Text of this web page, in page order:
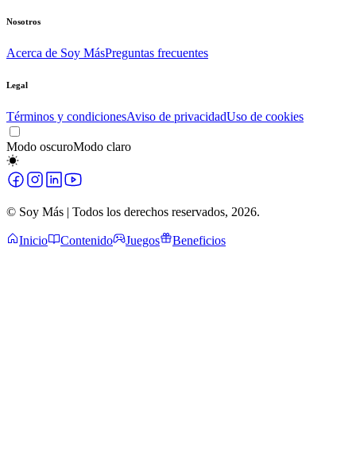
Nosotros
Acerca de Soy MásPreguntas frecuentes
Legal
Términos y condicionesAviso de privacidadUso de cookies
Modo oscuroModo claro
© Soy Más | Todos los derechos reservados, 2026.
Inicio Contenido Juegos Beneficios